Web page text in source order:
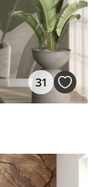
31